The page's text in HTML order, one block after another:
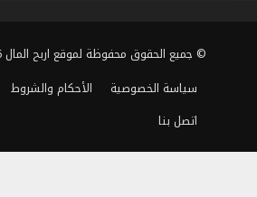
© جميع الحقوق محفوظة لموقع اربح المال 2026
سياسة الخصوصية
الأحكام والشروط
اتصل بنا